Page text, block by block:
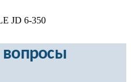
JD 6-350